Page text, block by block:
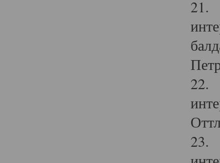
21.
22.
23.